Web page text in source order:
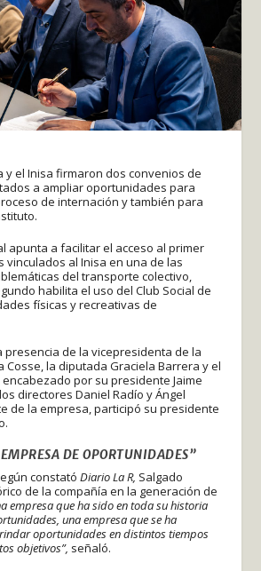
y el Inisa firmaron dos convenios de
a ampliar oportunidades para
de internación y también para
apunta a facilitar el acceso al primer
vinculados al Inisa en una de las
del transporte colectivo,
habilita el uso del Club Social de
físicas y recreativas de
presencia de la vicepresidenta de la
Cosse, la diputada Graciela Barrera y el
por su presidente Jaime
directores Daniel Radío y Ángel
de la empresa, participó su presidente
DE OPORTUNIDADES”
constatóDiario La R, Salgado
de la compañía en la generación de
empresa que ha sido en toda su historia
una empresa que se ha
oportunidades en distintos tiempos
objetivos”, señaló.